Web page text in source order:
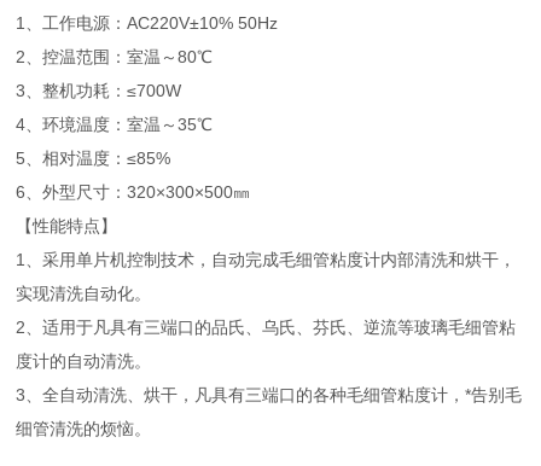
1、工作电源：AC220V±10% 50Hz
2、控温范围：室温～80℃
3、整机功耗：≤700W
4、环境温度：室温～35℃
5、相对温度：≤85%
6、外型尺寸：320×300×500㎜
【性能特点】
1、采用单片机控制技术，自动完成毛细管粘度计内部清洗和烘干，
实现清洗自动化。
2、适用于凡具有三端口的品氏、乌氏、芬氏、逆流等玻璃毛细管粘
度计的自动清洗。
3、全自动清洗、烘干，凡具有三端口的各种毛细管粘度计，*告别毛
细管清洗的烦恼。